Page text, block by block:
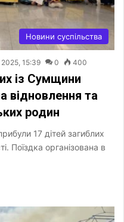
Новини суспільства
15:39 0 400
із Сумщини
відновлення та
родин
17 дітей загиблих
Поїздка організована в